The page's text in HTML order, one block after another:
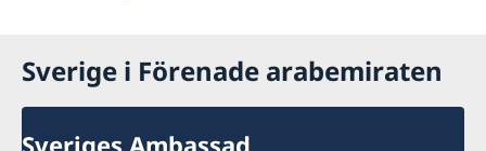
Sverige i Förenade arabemiraten